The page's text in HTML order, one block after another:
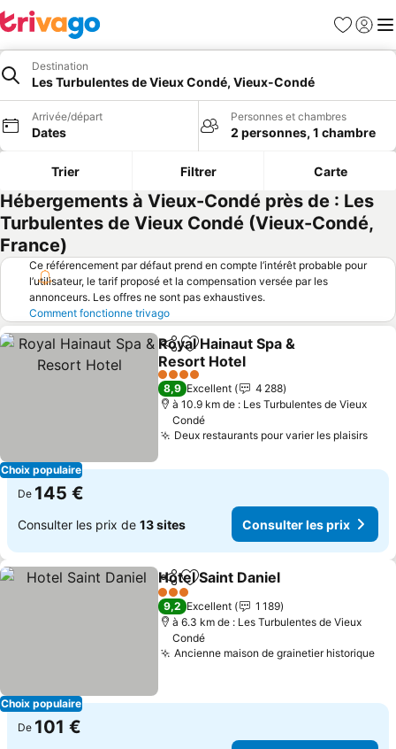
Favoris
Se
Destination
Les Turbulentes de Vieux Condé, Vieux-Condé
Arrivée/départ
Dates
Personnes et chambres
2 personnes, 1 chambre
Trier Filtrer Carte
Hébergements à Vieux-Condé près de : Les
Turbulentes de Vieux Condé (Vieux-Condé,
France)
Ce référencement par défaut prend en compte l’intérêt probable pour
l’utilisateur, le tarif proposé et la compensation versée par les
annonceurs. Les offres ne sont pas exhaustives.
Comment fonctionne trivago
Choix populaire
PartagerAjouter à mes favoris
Royal Hainaut Spa &
Resort Hotel
Consulter les prix
4 Étoiles
8,9 Excellent
4 288
à 10.9 km de : Les Turbulentes de Vieux
Condé
Deux restaurants pour varier les plaisirs
De 145 €
Consulter les prix de 13 sites Consulter les prix
Choix populaire
PartagerAjouter à mes favoris
Hotel Saint Daniel
3 Étoiles
9,2 Excellent
1 189
à 6.3 km de : Les Turbulentes de Vieux
Condé
Ancienne maison de grainetier historique
De 101 €